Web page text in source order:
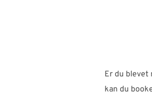
Er du blevet
kan du